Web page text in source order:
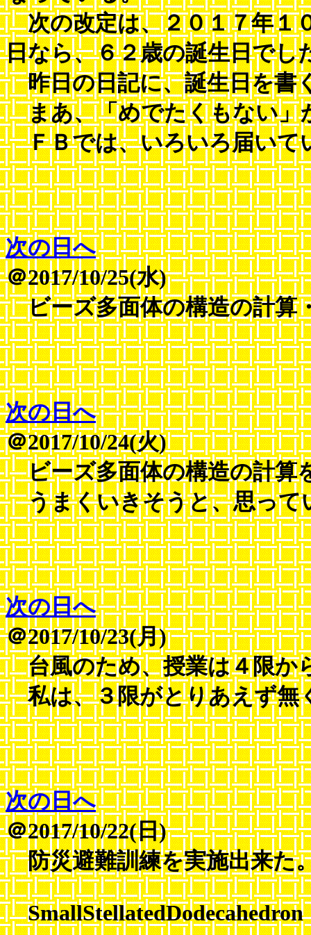
次の改定は、２０１７年１
日なら、６２歳の誕生日でし
昨日の日記に、誕生日を書
まあ、「めでたくもない」
ＦＢでは、いろいろ届いて
次の日へ
＠2017/10/25(水)
ビーズ多面体の構造の計算
次の日へ
＠2017/10/24(火)
ビーズ多面体の構造の計算
うまくいきそうと、思って
次の日へ
＠2017/10/23(月)
台風のため、授業は４限か
私は、３限がとりあえず無
次の日へ
＠2017/10/22(日)
防災避難訓練を実施出来た
SmallStellatedDodecahedron